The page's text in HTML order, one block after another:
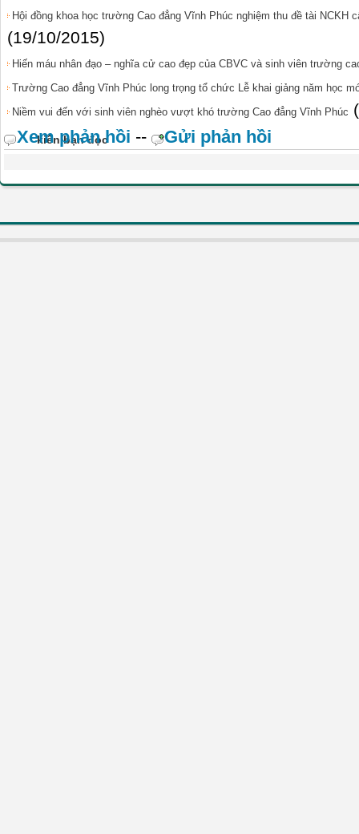
Hội đồng khoa học trường Cao đẳng Vĩnh Phúc nghiệm thu đề tài NCKH
(19/10/2015)
Hiến máu nhân đạo – nghĩa cử cao đẹp của CBVC và sinh viên trường
Trường Cao đẳng Vĩnh Phúc long trọng tổ chức Lễ khai giảng năm học
Niềm vui đến với sinh viên nghèo vượt khó trường Cao đẳng Vĩnh Phúc
kiến bạn đọc
Xem phản hồi -- Gửi phản hồi